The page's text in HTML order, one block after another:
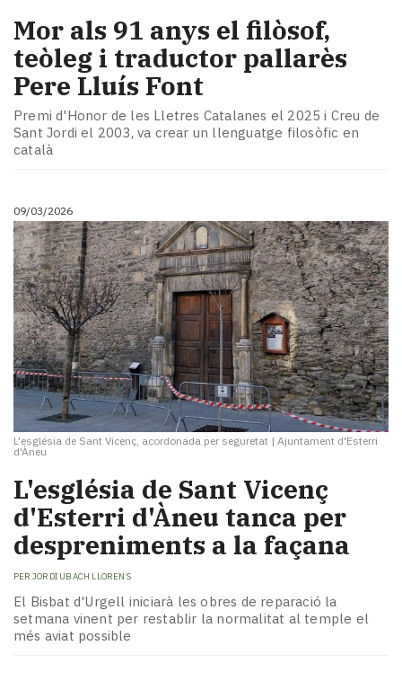
Mor als 91 anys el filòsof,
teòleg i traductor pallarès
Pere Lluís Font
Premi d'Honor de les Lletres Catalanes el 2025 i Creu de
Sant Jordi el 2003, va crear un llenguatge filosòfic en
català
09/03/2026
L'església de Sant Vicenç, acordonada per seguretat | Ajuntament d'Esterri
d'Àneu
L'església de Sant Vicenç
d'Esterri d'Àneu tanca per
despreniments a la façana
PER JORDI UBACH LLORENS
El Bisbat d'Urgell iniciarà les obres de reparació la
setmana vinent per restablir la normalitat al temple el
més aviat possible